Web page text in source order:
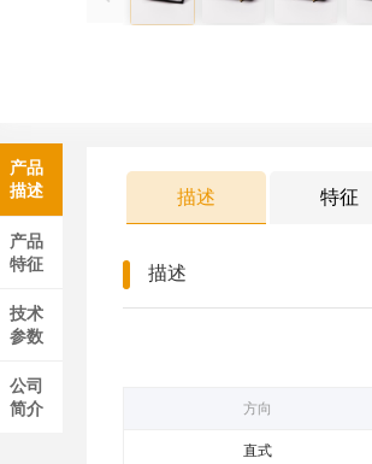
产品
描述
产品
特征
技术
参数
公司
简介
描述 特征
描述
方向
直式